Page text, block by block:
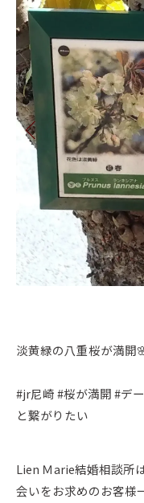
淡黄緑の八重桜が満開
#jr尼崎 #桜が満開 #デ
と繋がりたい
Lien Ｍarie結婚相談所
会いをお求めのお客様